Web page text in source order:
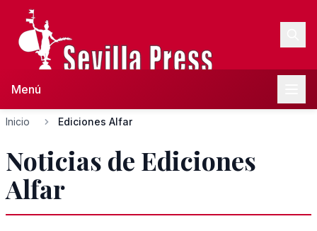
Menú
Inicio Ediciones Alfar
Noticias de Ediciones
Alfar